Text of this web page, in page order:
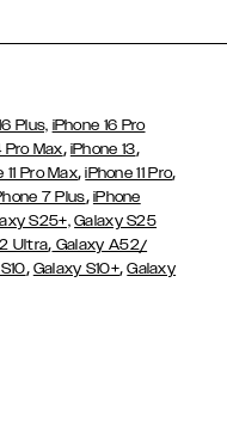
Plus, iPhone 16 Pro
Pro Max, iPhone 13,
11 Pro Max,iPhone 11 Pro,
7 Plus, iPhone
S25+, Galaxy S25
Ultra, Galaxy A52/
, Galaxy S10+,Galaxy